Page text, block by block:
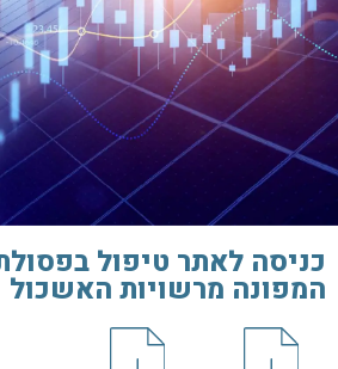
כניסה לאתר טיפול
המפונה מרשויות האשכול